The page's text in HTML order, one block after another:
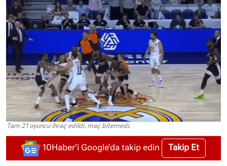
Tam 21 oyuncu ihraç edildi, maç bitemedi.
10Haber'i Google'da takip edin Takip Et